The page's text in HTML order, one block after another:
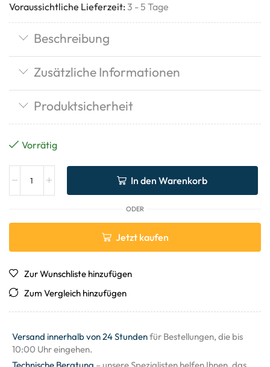
Voraussichtliche Lieferzeit: 3 - 5 Tage
Beschreibung
Zusätzliche Informationen
Produktsicherheit
Vorrätig
In den Warenkorb
ODER
Jetzt kaufen
Zur Wunschliste hinzufügen
Zum Vergleich hinzufügen
Versand innerhalb von 24 Stundenfür Bestellungen, die bis
10:00 Uhr eingehen.
Technische Beratung – unsere Spezialisten helfen Ihnen, das